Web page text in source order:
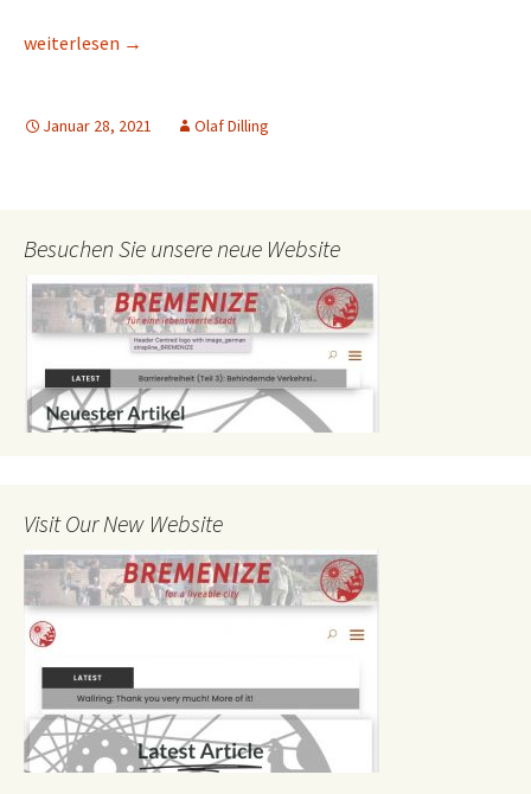
Gehwegparken und Barrierefreiheit
weiterlesen →
Januar 28, 2021 Olaf Dilling
Besuchen Sie unsere neue Website
Visit Our New Website